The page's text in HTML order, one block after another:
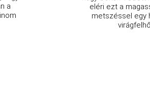
a
eléri ezt a
metszéssel egy